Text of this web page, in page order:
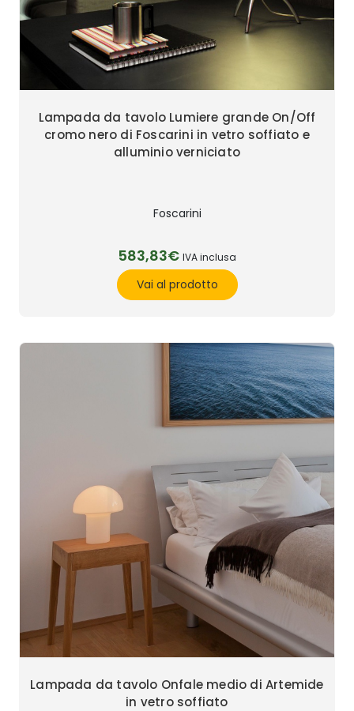
Lampada da tavolo Lumiere grande On/Off
cromo nero di Foscarini in vetro soffiato e
alluminio verniciato
Foscarini
583,83€ IVA inclusa
Vai al prodotto
Lampada da tavolo Onfale medio di Artemide
in vetro soffiato